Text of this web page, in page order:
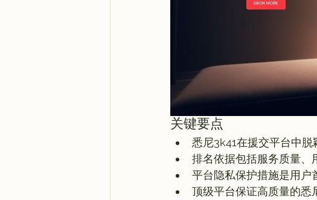
关键要点
悉尼3k41在援交平台中脱
排名依据包括服务质量、
平台隐私保护措施是用户
顶级平台保证高质量的悉